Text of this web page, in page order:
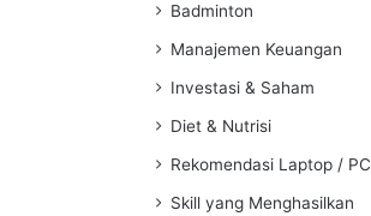
Badminton
Manajemen Keuangan
Investasi & Saham
Diet & Nutrisi
Rekomendasi Laptop / PC
Skill yang Menghasilkan